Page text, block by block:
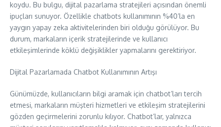
koydu. Bu bulgu, dijital pazarlama stratejileri açısından önemli
ipuçları sunuyor. Özellikle chatbots kullanımının %40’la en
yaygın yapay zeka aktivitelerinden biri olduğu görülüyor. Bu
durum, markaların içerik stratejilerinde ve kullanıcı
etkileşimlerinde köklü değişiklikler yapmalarını gerektiriyor.
Dijital Pazarlamada Chatbot Kullanımının Artışı
Günümüzde, kullanıcıların bilgi aramak için chatbot’ları tercih
etmesi, markaların müşteri hizmetleri ve etkileşim stratejilerini
gözden geçirmelerini zorunlu kılıyor. Chatbot’lar, yalnızca